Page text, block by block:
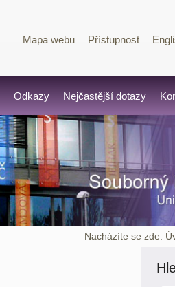
Mapa webu Přístupnost
Odkazy Nejčastější dotazy
Nacházíte se zde: